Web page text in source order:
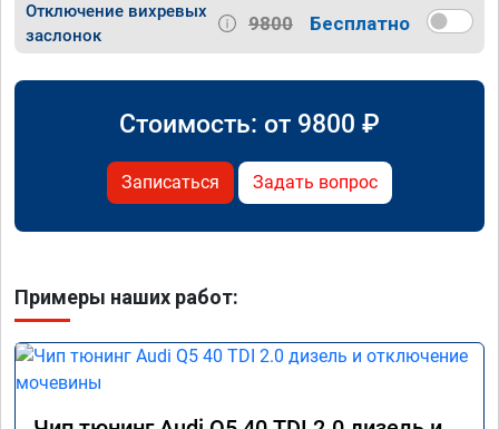
Отключение вихревых
заслонок
9800 Бесплатно
Стоимость: от 9800 ₽
Записаться Задать вопрос
Примеры наших работ: